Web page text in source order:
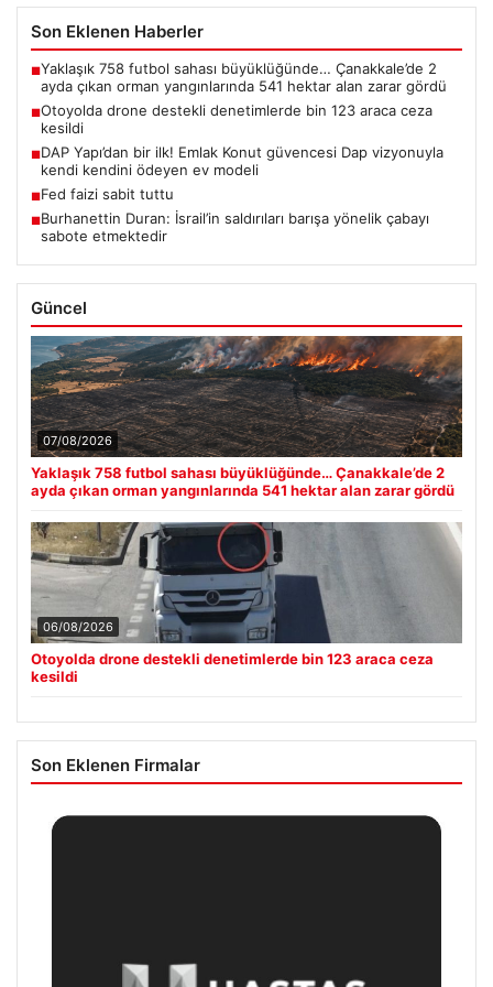
Son Eklenen Haberler
■Yaklaşık 758 futbol sahası büyüklüğünde… Çanakkale’de 2
ayda çıkan orman yangınlarında 541 hektar alan zarar gördü
■Otoyolda drone destekli denetimlerde bin 123 araca ceza
kesildi
■DAP Yapı’dan bir ilk! Emlak Konut güvencesi Dap vizyonuyla
kendi kendini ödeyen ev modeli
■Fed faizi sabit tuttu
■Burhanettin Duran: İsrail’in saldırıları barışa yönelik çabayı
sabote etmektedir
Güncel
07/08/2026
Yaklaşık 758 futbol sahası büyüklüğünde… Çanakkale’de 2
ayda çıkan orman yangınlarında 541 hektar alan zarar gördü
06/08/2026
Otoyolda drone destekli denetimlerde bin 123 araca ceza
kesildi
Son Eklenen Firmalar